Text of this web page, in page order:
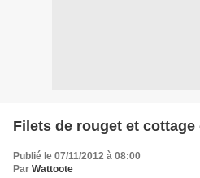
Filets de rouget et
Publié le 07/11/2012 à 08:00
Par Wattoote